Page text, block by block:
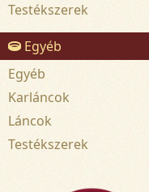
Testékszerek
Egyéb
Egyéb
Karláncok
Láncok
Testékszerek